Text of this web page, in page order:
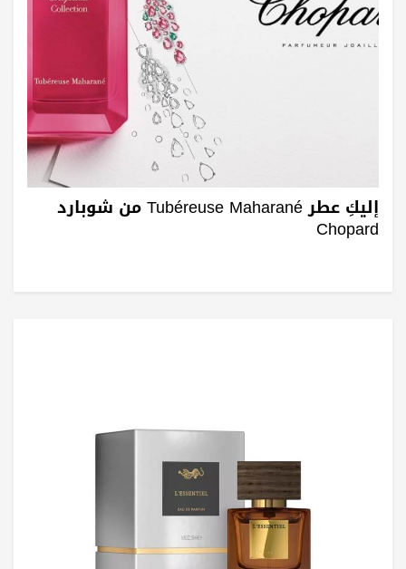
إليكِ عطر Tubéreuse Maharané من شوبارد
Chopard